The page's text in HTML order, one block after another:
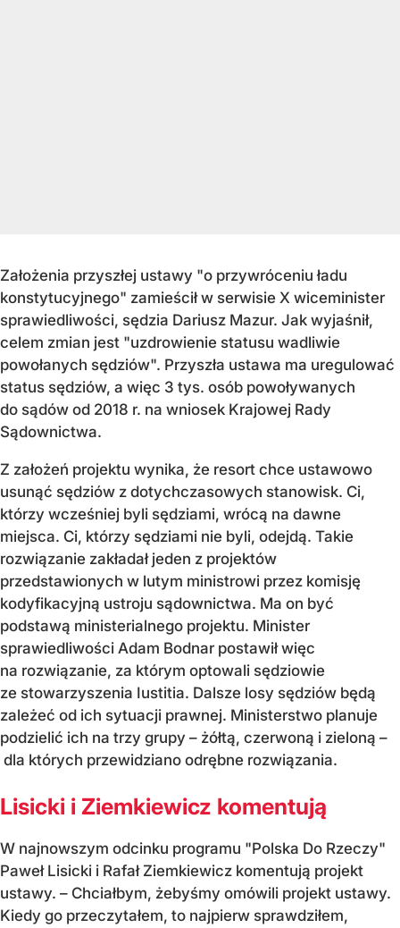
Założenia przyszłej ustawy "o przywróceniu ładu
konstytucyjnego" zamieścił w serwisie X wiceminister
sprawiedliwości, sędzia Dariusz Mazur. Jak wyjaśnił,
celem zmian jest "uzdrowienie statusu wadliwie
powołanych sędziów". Przyszła ustawa ma uregulować
status sędziów, a więc 3 tys. osób powoływanych
do sądów od 2018 r. na wniosek Krajowej Rady
Sądownictwa.
Z założeń projektu wynika, że resort chce ustawowo
usunąć sędziów z dotychczasowych stanowisk. Ci,
którzy wcześniej byli sędziami, wrócą na dawne
miejsca. Ci, którzy sędziami nie byli, odejdą. Takie
rozwiązanie zakładał jeden z projektów
przedstawionych w lutym ministrowi przez komisję
kodyfikacyjną ustroju sądownictwa. Ma on być
podstawą ministerialnego projektu. Minister
sprawiedliwości Adam Bodnar postawił więc
na rozwiązanie, za którym optowali sędziowie
ze stowarzyszenia Iustitia. Dalsze losy sędziów będą
zależeć od ich sytuacji prawnej. Ministerstwo planuje
podzielić ich na trzy grupy – żółtą, czerwoną i zieloną –
dla których przewidziano odrębne rozwiązania.
Lisicki i Ziemkiewicz komentują
W najnowszym odcinku programu "Polska Do Rzeczy"
Paweł Lisicki i Rafał Ziemkiewicz komentują projekt
ustawy. – Chciałbym, żebyśmy omówili projekt ustawy.
Kiedy go przeczytałem, to najpierw sprawdziłem,